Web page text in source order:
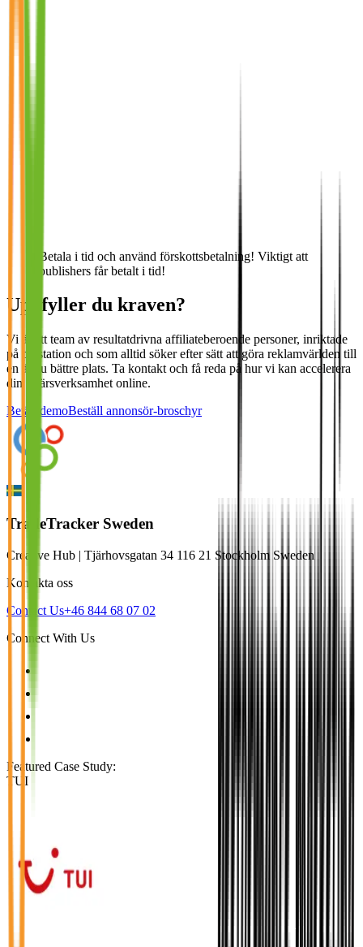
Betala i tid och använd förskottsbetalning! Viktigt att
publishers får betalt i tid!
Uppfyller du kraven?
Vi är ett team av resultatdrivna affiliateberoende personer, inriktade
på prestation och som alltid söker efter sätt att göra reklamvärlden till
en ännu bättre plats. Ta kontakt och få reda på hur vi kan accelerera
din affärsverksamhet online.
Betäll demoBeställ annonsör-broschyr
TradeTracker Sweden
Creative Hub | Tjärhovsgatan 34 116 21 Stockholm Sweden
Kontakta oss
Contact Us+46 844 68 07 02
Connect With Us
Featured Case Study:
TUI